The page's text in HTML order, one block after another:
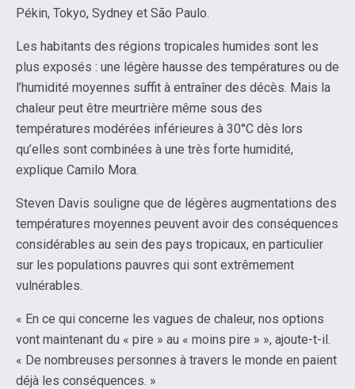
Pékin, Tokyo, Sydney et São Paulo.
Les habitants des régions tropicales humides sont les
plus exposés : une légère hausse des températures ou de
l’humidité moyennes suffit à entraîner des décès. Mais la
chaleur peut être meurtrière même sous des
températures modérées inférieures à 30°C dès lors
qu’elles sont combinées à une très forte humidité,
explique Camilo Mora.
Steven Davis souligne que de légères augmentations des
températures moyennes peuvent avoir des conséquences
considérables au sein des pays tropicaux, en particulier
sur les populations pauvres qui sont extrêmement
vulnérables.
« En ce qui concerne les vagues de chaleur, nos options
vont maintenant du « pire » au « moins pire » », ajoute-t-il.
« De nombreuses personnes à travers le monde en paient
déjà les conséquences. »